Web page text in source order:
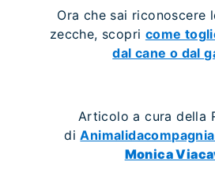
Ora che sai riconoscere
zecche, scopri come
dal cane o dal
Articolo a cura della
di
Monica